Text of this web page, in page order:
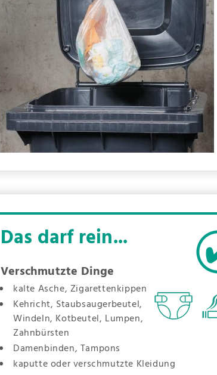
Das darf rein...
Verschmutzte Dinge
kalte Asche, Zigarettenkippen
Kehricht, Staubsaugerbeutel,
Windeln, Kotbeutel, Lumpen,
Zahnbürsten
Damenbinden, Tampons
kaputte oder verschmutzte Kleidung